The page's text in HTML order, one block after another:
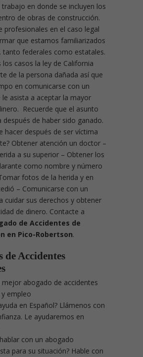
trabajo en donde se incluyen los
de obras de construcción.
profesionales en el caso legal
que estamos familiarizados
tanto federales como estatales.
los casos la ley de California
de la persona dañada así que
en comunicarse con un
le asista a aceptar la mayor
Recuerde que el asunto
después de haber sido ganado.
hacer después de ser víctima
Obtener atención un doctor –
a su superior – Obtener los
como nombre y número
fotos de la herida y en
– Comunicarse con un
cuidar sus derechos y obtener
de dinero. Contacte a
de Accidentes de
en Pico-Robertson.
de Accidentes
mejor abogado de accidentes
empleo
en Español? Llámenos con
Le ayudaremos en
con un abogado
para su situación? Hable con